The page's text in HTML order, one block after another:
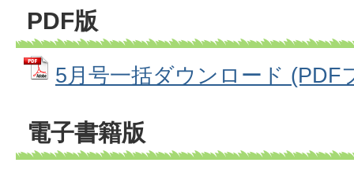
PDF版
5月号一括ダウンロード (PDF
電子書籍版